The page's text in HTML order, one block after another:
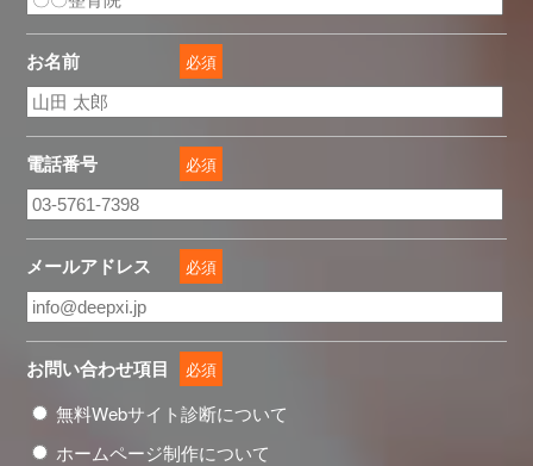
お名前 必須
電話番号 必須
メールアドレス 必須
お問い合わせ項目 必須
無料Webサイト診断について
ホームページ制作について